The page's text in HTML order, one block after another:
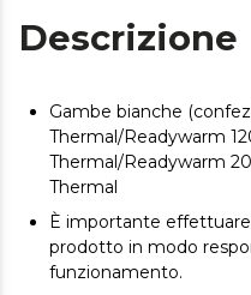
Descrizione
Gambe bianche
Thermal/Readywarm
Thermal/Readywarm
Thermal
È importante
prodotto in modo
funzionamento.